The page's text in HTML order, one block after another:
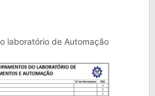
laboratório de Automação